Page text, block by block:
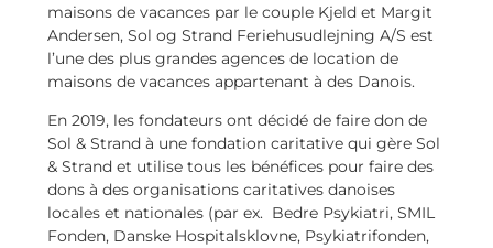
maisons de vacances par le couple Kjeld et Margit
Andersen, Sol og Strand Feriehusudlejning A/S est
l’une des plus grandes agences de location de
maisons de vacances appartenant à des Danois.
En 2019, les fondateurs ont décidé de faire don de
Sol & Strand à une fondation caritative qui gère Sol
& Strand et utilise tous les bénéfices pour faire des
dons à des organisations caritatives danoises
locales et nationales (par ex. Bedre Psykiatri, SMIL
Fonden, Danske Hospitalsklovne, Psykiatrifonden,